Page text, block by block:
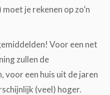
je rekenen op zo’n
Voor een net
zullen de
voor een huis uit de jaren
(veel) hoger.